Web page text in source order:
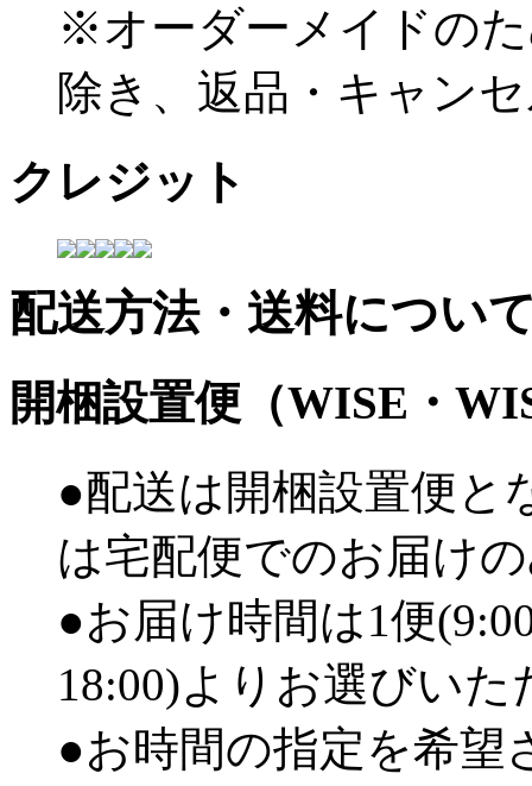
※オーダーメイドの
除き、返品・キャン
クレジット
配送方法・送料につい
開梱設置便（WISE・
●配送は開梱設置便
は宅配便でのお届け
●お届け時間は1便
18:00)よりお選びいた
●お時間の指定を希望